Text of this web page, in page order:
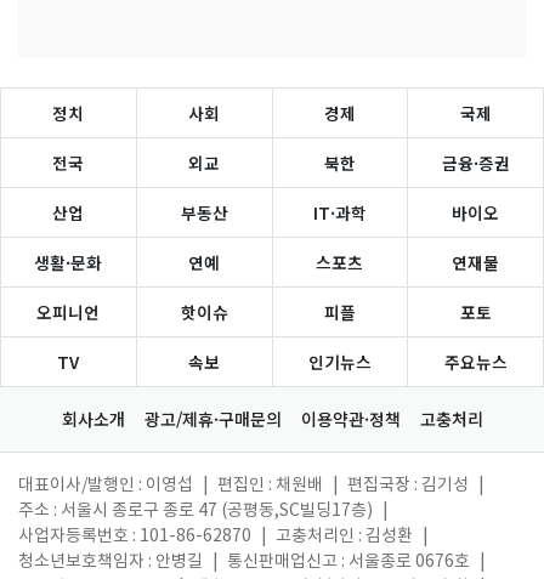
정치 사회 경제 국제
전국 외교 북한 금융·증권
산업 부동산 IT·과학 바이오
생활·문화 연예 스포츠 연재물
오피니언 핫이슈 피플 포토
TV 속보 인기뉴스 주요뉴스
회사소개 광고/제휴·구매문의 이용약관·정책 고충처리
대표이사/발행인 : 이영섭 편집인 : 채원배 편집국장 : 김기성
주소 : 서울시 종로구 종로 47 (공평동,SC빌딩17층)
사업자등록번호 : 101-86-62870
고충처리인 : 김성환
청소년보호책임자 : 안병길
통신판매업신고 : 서울종로 0676호